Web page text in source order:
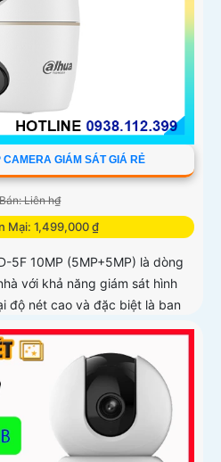
GIÁM SÁT GIÁ RẺ
Liên h₫
Mại: 1,499,000 ₫
5F 10MP (5MP+5MP) là dòng
với khả năng giám sát hình
độ nét cao và đặc biệt là ban
Camera wifi DH-H5D-5F còn
với tính năng phát hiện
xác cao